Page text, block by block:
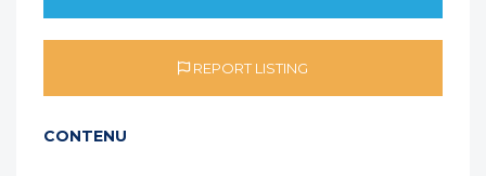
REPORT LISTING
CONTENU